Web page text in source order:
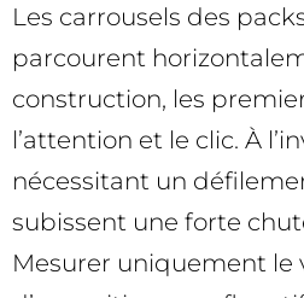
Les carrousels des
parcourent
construction, les
l’attention et le clic. À
nécessitant un
subissent une forte
Mesurer uniquement le